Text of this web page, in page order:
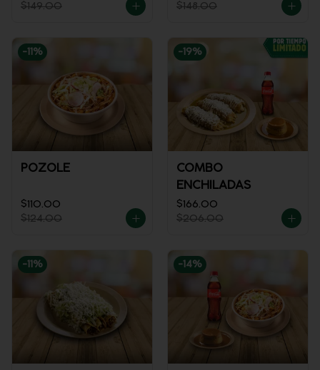
$149.00
$148.00
-11 %
POZOLE
$110.00
$124.00
-19%
COMBO
ENCHILADAS
$166.00
$206.00
-11 % -14%